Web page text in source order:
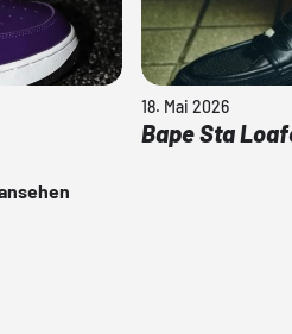
18. Mai 2026
Bape Sta